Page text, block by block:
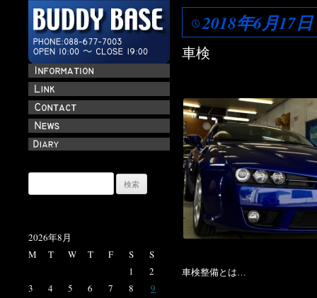
索:
2026年8月
M
T W T F S
S
1
2
3
4 5 6 7 8
9
2018年6月17日
車検
車検整備とは…